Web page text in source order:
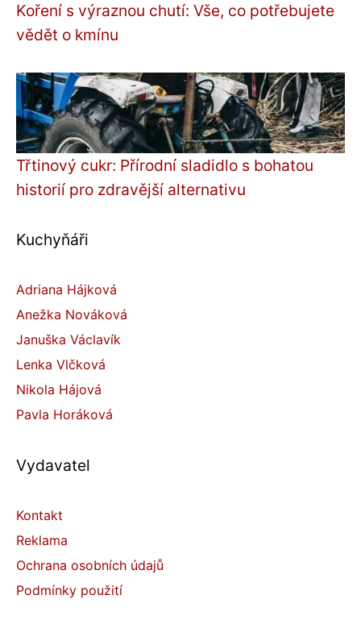
Koření s výraznou chutí: Vše, co potřebujete
vědět o kmínu
Třtinový cukr: Přírodní sladidlo s bohatou
historií pro zdravější alternativu
Kuchyňáři
Adriana Hájková
Anežka Nováková
Januška Václavík
Lenka Vlčková
Nikola Hájová
Pavla Horáková
Vydavatel
Kontakt
Reklama
Ochrana osobních údajů
Podmínky použití